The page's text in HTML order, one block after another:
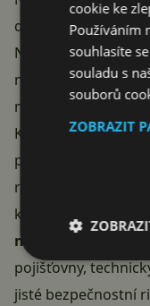
do něhož postačí
Následně se pak
nemovitostí nebo
nasbírali.
Kompletní seznam
přímo úřady. Do té
rozšířit. Poměrně
kdybychom nosili
nejenom OP, ale
pojišťovny,
jisté bezpečnostní
cookie ke
Používáním
souhlasíte
souladu s
souborů
ZOBRAZIT